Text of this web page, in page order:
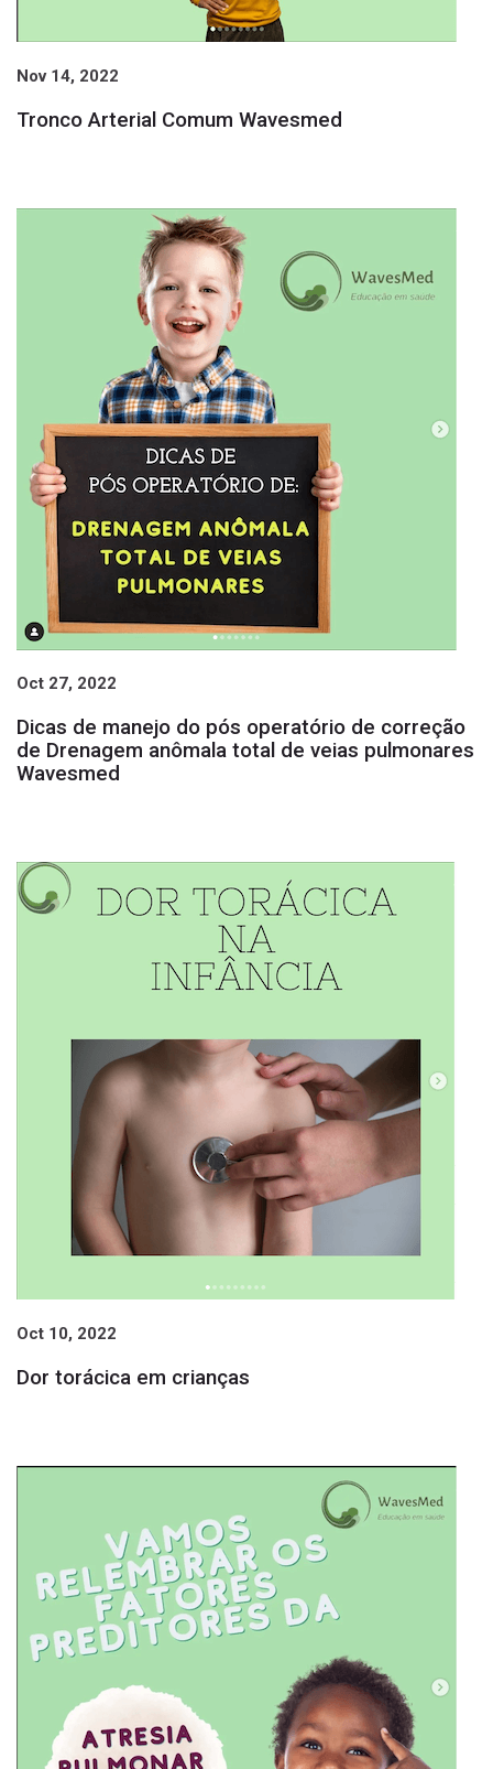
Nov 14, 2022
Tronco Arterial Comum Wavesmed
Oct 27, 2022
Dicas de manejo do pós operatório de correção
de Drenagem anômala total de veias pulmonares
Wavesmed
Oct 10, 2022
Dor torácica em crianças